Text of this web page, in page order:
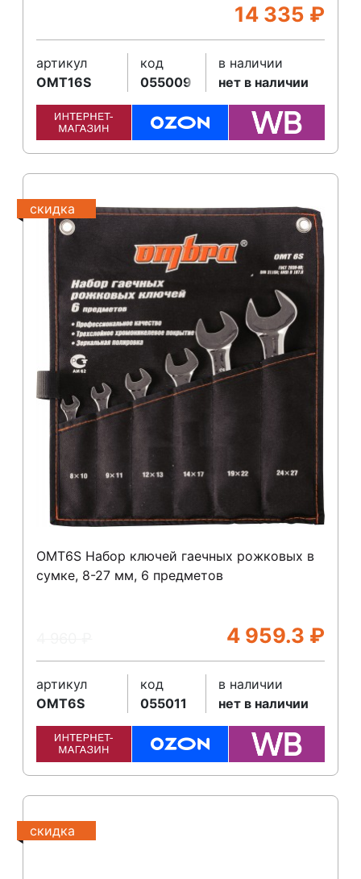
14 335 ₽
артикул
OMT16S
код
055009
в наличии
нет в наличии
скидка
OMT6S Набор ключей гаечных рожковых в
сумке, 8-27 мм, 6 предметов
4 959.3 ₽
артикул
OMT6S
код
055011
в наличии
нет в наличии
скидка